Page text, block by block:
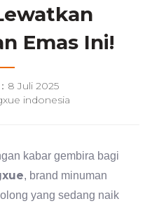
Emas Ini!
8 Juli 2025
indonesia
kabar gembira bagi
, brand minuman
yang sedang naik